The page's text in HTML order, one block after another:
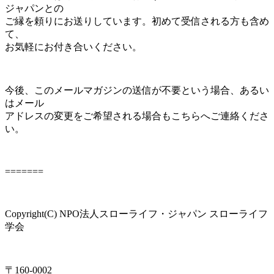
ジャパンとの
ご縁を頼りにお送りしています。初めて受信される方も含め
て、
お気軽にお付き合いください。
今後、このメールマガジンの送信が不要という場合、あるい
はメール
アドレスの変更をご希望される場合もこちらへご連絡くださ
い。
=======
Copyright(C) NPO法人スローライフ・ジャパン スローライフ
学会
〒160-0002